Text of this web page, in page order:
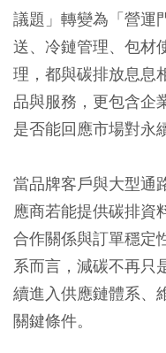
議題」轉變為「營運
送、冷鏈管理、包材
理，都與碳排放息息
品與服務，更包含企
是否能回應市場對永
當品牌客戶與大型通
應商若能提供碳排資
合作關係與訂單穩定
系而言，減碳不再只
續進入供應鏈體系、
關鍵條件。